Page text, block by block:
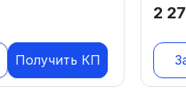
Получить КП
2